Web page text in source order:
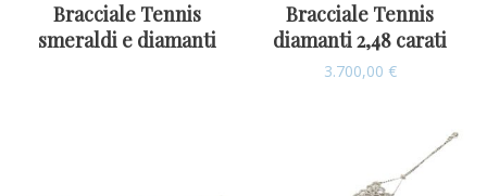
Bracciale Tennis
smeraldi e diamanti
Bracciale Tennis
diamanti 2,48 carati
3.700,00 €